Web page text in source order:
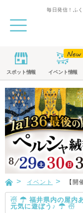
毎日発信！ふ
スポット情報 イベント情報
イベント 【
☃ ☂ 福井県内の屋内あ
元気に遊ぼう♪ ☂ ☃